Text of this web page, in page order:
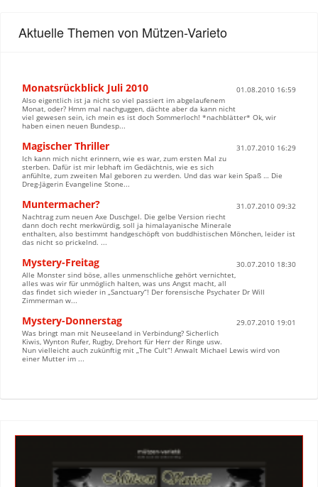
Aktuelle Themen von Mützen-Varieto
Monatsrückblick Juli 2010
01.08.2010 16:59
Also eigentlich ist ja nicht so viel passiert im abgelaufenem
Monat, oder? Hmm mal nachguggen, dächte aber da kann nicht
viel gewesen sein, ich mein es ist doch Sommerloch! *nachblätter* Ok, wir
haben einen neuen Bundesp...
Magischer Thriller
31.07.2010 16:29
Ich kann mich nicht erinnern, wie es war, zum ersten Mal zu
sterben. Dafür ist mir lebhaft im Gedächtnis, wie es sich
anfühlte, zum zweiten Mal geboren zu werden. Und das war kein Spaß … Die
Dreg-Jägerin Evangeline Stone...
Muntermacher?
31.07.2010 09:32
Nachtrag zum neuen Axe Duschgel. Die gelbe Version riecht
dann doch recht merkwürdig, soll ja himalayanische Minerale
enthalten, also bestimmt handgeschöpft von buddhistischen Mönchen, leider ist
das nicht so prickelnd. ...
Mystery-Freitag
30.07.2010 18:30
Alle Monster sind böse, alles unmenschliche gehört vernichtet,
alles was wir für unmöglich halten, was uns Angst macht, all
das findet sich wieder in „Sanctuary“! Der forensische Psychater Dr Will
Zimmerman w...
Mystery-Donnerstag
29.07.2010 19:01
Was bringt man mit Neuseeland in Verbindung? Sicherlich
Kiwis, Wynton Rufer, Rugby, Drehort für Herr der Ringe usw.
Nun vielleicht auch zukünftig mit „The Cult“! Anwalt Michael Lewis wird von
einer Mutter im ...